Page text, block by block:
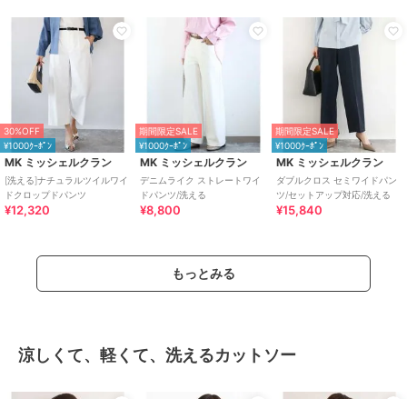
30%OFF
¥1000ｸｰﾎﾟﾝ
MK ミッシェルクラン
[洗える]ナチュラルツイルワイ
ドクロップドパンツ
¥12,320
期間限定SALE
¥1000ｸｰﾎﾟﾝ
MK ミッシェルクラン
デニムライク ストレートワイ
ドパンツ/洗える
¥8,800
期間限定SALE
¥1000ｸｰﾎﾟﾝ
MK ミッシェルクラン
ダブルクロス セミワイドパン
ツ/セットアップ対応/洗える
¥15,840
もっとみる
涼しくて、軽くて、洗えるカットソー